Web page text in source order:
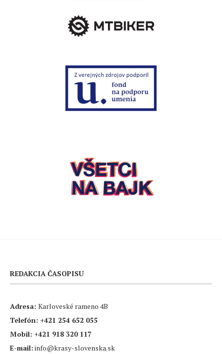
REDAKCIA ČASOPISU
Adresa: Karloveské rameno 4B
Telefón: +421 254 652 055
Mobil: +421 918 320 117
E-mail: info@krasy-slovenska.sk